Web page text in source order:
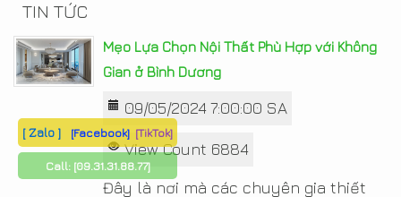
TIN TỨC
Mẹo Lựa Chọn Nội Thất Phù Hợp với Không
Gian ở Bình Dương
09/05/2024 7:00:00 SA
View Count 6884
Đây là nơi mà các chuyên gia thiết
[ Zalo ] [Facebook] [TikTok]
Call: [09.31.31.88.77]